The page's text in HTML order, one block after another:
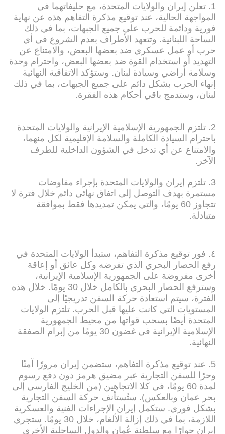
1. تعلن إيران والولايات المتحدة، مع حليفاتهما في
المواجهة الحالية، عند توقيع مذكرة التفاهم هذه عن نهاية
فورية ودائمة للحرب على جميع الجبهات، بما في ذلك
الساحة اللبنانية. وتتعهد الأطراف بعدم الشروع في أي
حرب أو عمل عسكري ضد بعضها البعض، والامتناع عن
التهديد أو استخدام القوة ضد بعضها البعض، واحترام وحدة
وسلامة أراضي وسيادة لبنان. وستؤكد الاتفاقية النهائية
إنهاء الحرب بشكل دائم على جميع الجبهات، بما في ذلك
لبنان، وستدمج باقي أحكام هذه الفقرة.
2. تلتزم الجمهورية الإسلامية الإيرانية والولايات المتحدة
باحترام السيادة الكاملة والسلامة الإقليمية لكل منهما،
والامتناع عن أي تدخل في الشؤون الداخلية للطرف
الآخر.
3. تلتزم إيران والولايات المتحدة بإجراء مفاوضات
مستمرة بهدف التوصل إلى اتفاق نهائي دائم خلال فترة لا
تتجاوز 60 يومًا، والتي يمكن تمديدها فقط بموافقة
متبادلة.
٤. فور توقيع مذكرة التفاهم، ستبدأ الولايات المتحدة في
رفع الحصار البحري الذي تفرضه وكل عائق أو إعاقة
أخرى مفروضة على الجمهورية الإسلامية الإيرانية،
وسترفع الحصار البحري بالكامل خلال 30 يومًا. خلال هذه
الفترة، سيتم استعادة حركة السفن تدريجيًا إلى
المستويات التي كانت عليها قبل الحرب. تلتزم الولايات
المتحدة أيضًا بسحب قواتها من محيط الجمهورية
الإسلامية الإيرانية في غضون 30 يومًا من إبرام الصفقة
النهائية.
5. عند توقيع مذكرة التفاهم، ستضمن إيران مرورًا آمنًا
وحرًا للسفن التجارية عبر مضيق هرمز دون دفع رسوم
لمدة 60 يومًا، في كلا الاتجاهين (من الخليج الفارسي إلى
بحر عمان وبالعكس). ستُستأنف حركة السفن التجارية
بشكل فوري. ستكمل إيران الإجراءات الفنية والعسكرية
اللازمة، بما في ذلك إزالة الألغام، خلال 30 يومًا. ستجري
إيران حوارًا مع سلطنة عُمان والدول الساحلية الأخرى